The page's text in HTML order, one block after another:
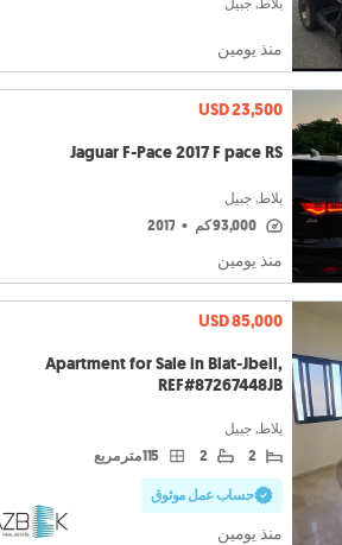
منذ يومين
USD 23,500
Jaguar F-Pace 2017 F pace RS
بلاط, جبيل
93,000 كم •
2017
منذ يومين
USD 85,000
Apartment for Sale in Blat-Jbeil,
REF#87267448JB
بلاط, جبيل
2
2 115 متر مربع
حساب عمل موثوق
منذ يومين